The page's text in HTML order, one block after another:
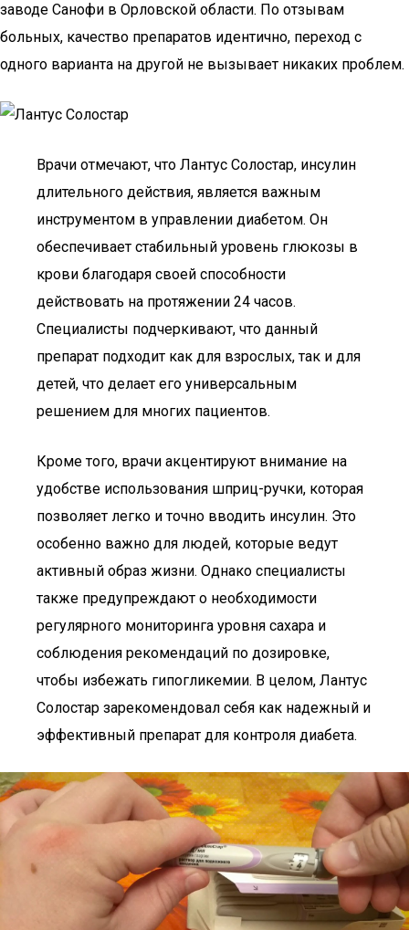
заводе Санофи в Орловской области. По отзывам
больных, качество препаратов идентично, переход с
одного варианта на другой не вызывает никаких проблем.
Врачи отмечают, что Лантус Солостар, инсулин
длительного действия, является важным
инструментом в управлении диабетом. Он
обеспечивает стабильный уровень глюкозы в
крови благодаря своей способности
действовать на протяжении 24 часов.
Специалисты подчеркивают, что данный
препарат подходит как для взрослых, так и для
детей, что делает его универсальным
решением для многих пациентов.
Кроме того, врачи акцентируют внимание на
удобстве использования шприц-ручки, которая
позволяет легко и точно вводить инсулин. Это
особенно важно для людей, которые ведут
активный образ жизни. Однако специалисты
также предупреждают о необходимости
регулярного мониторинга уровня сахара и
соблюдения рекомендаций по дозировке,
чтобы избежать гипогликемии. В целом, Лантус
Солостар зарекомендовал себя как надежный и
эффективный препарат для контроля диабета.